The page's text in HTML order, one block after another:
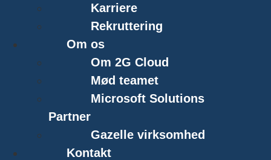
Karriere
Rekruttering
Om os
Om 2G Cloud
Mød teamet
Microsoft Solutions
Partner
Gazelle virksomhed
Kontakt